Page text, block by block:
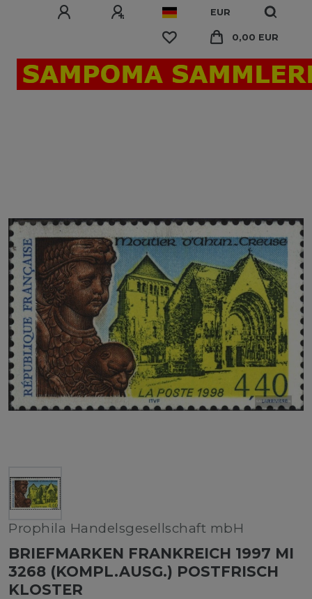
EUR
0,00 EUR
Prophila Handelsgesellschaft mbH
BRIEFMARKEN FRANKREICH 1997 MI
3268 (KOMPL.AUSG.) POSTFRISCH
KLOSTER